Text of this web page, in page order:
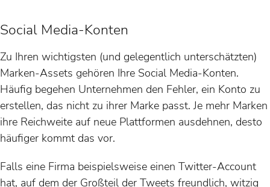
Social Media-Konten
Zu Ihren wichtigsten (und gelegentlich unterschätzten)
Marken-Assets gehören Ihre Social Media-Konten.
Häufig begehen Unternehmen den Fehler, ein Konto zu
erstellen, das nicht zu ihrer Marke passt. Je mehr Marken
ihre Reichweite auf neue Plattformen ausdehnen, desto
häufiger kommt das vor.
Falls eine Firma beispielsweise einen Twitter-Account
hat, auf dem der Großteil der Tweets freundlich, witzig